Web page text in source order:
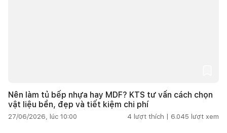
Nên làm tủ bếp nhựa hay MDF? KTS tư vấn cách chọn
vật liệu bền, đẹp và tiết kiệm chi phí
27/06/2026, lúc 10:00 4 lượt thích | 6.045 lượt xem